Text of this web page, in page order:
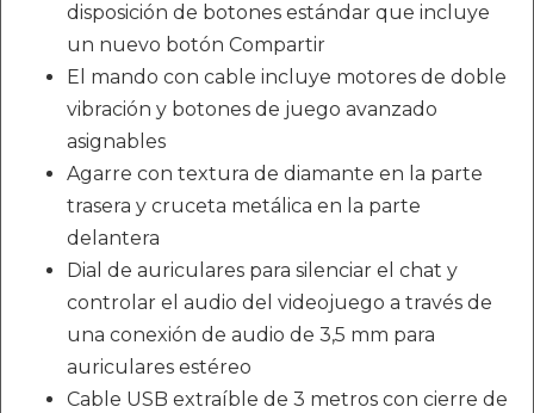
disposición de botones estándar que incluye
un nuevo botón Compartir
El mando con cable incluye motores de doble
vibración y botones de juego avanzado
asignables
Agarre con textura de diamante en la parte
trasera y cruceta metálica en la parte
delantera
Dial de auriculares para silenciar el chat y
controlar el audio del videojuego a través de
una conexión de audio de 3,5 mm para
auriculares estéreo
Cable USB extraíble de 3 metros con cierre de